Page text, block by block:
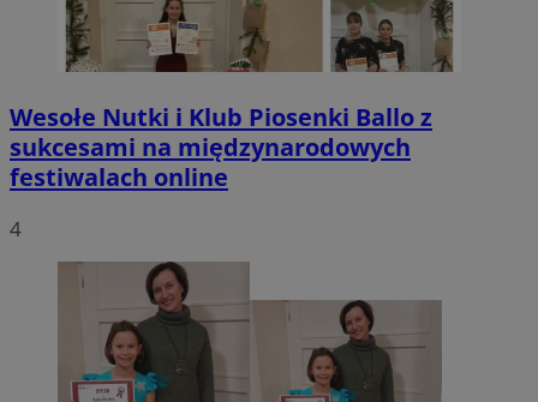
Wesołe Nutki i Klub Piosenki Ballo z
sukcesami na międzynarodowych
festiwalach online
4